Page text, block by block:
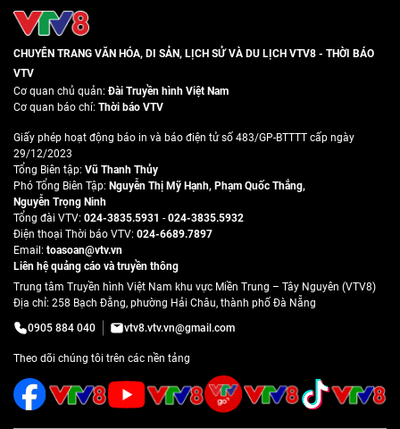
CHUYÊN TRANG VĂN HÓA, DI SẢN, LỊCH SỬ VÀ DU LỊCH VTV8 - THỜI BÁO
VTV
Cơ quan chủ quản:Đài Truyền hình Việt Nam
Cơ quan báo chí: Thời báo VTV
Giấy phép hoạt động báo in và báo điện tử số 483/GP-BTTTT cấp ngày
29/12/2023
Tổng Biên tập: Vũ Thanh Thủy
Phó Tổng Biên Tập: Nguyễn Thị Mỹ Hạnh, Phạm Quốc Thắng,
Nguyễn Trọng Ninh
Tổng đài VTV: 024-3835.5931 - 024-3835.5932
Ðiện thoại Thời báo VTV: 024-6689.7897
Email: toasoan@vtv.vn
Liên hệ quảng cáo và truyền thông
Trung tâm Truyền hình Việt Nam khu vực Miền Trung – Tây Nguyên (VTV8)
Địa chỉ: 258 Bạch Đằng, phường Hải Châu, thành phố Đà Nẵng
0905 884 040
vtv8.vtv.vn@gmail.com
Theo dõi chúng tôi trên các nền tảng